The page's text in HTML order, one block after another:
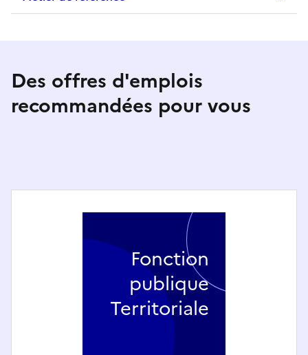
Des offres d'emplois
recommandées pour vous
Fonction
publique
Territoriale